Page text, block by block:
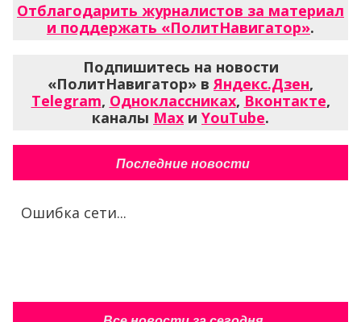
Отблагодарить журналистов за материал
и поддержать «ПолитНавигатор».
Подпишитесь на новости
«ПолитНавигатор» в Яндекс.Дзен,
Telegram, Одноклассниках, Вконтакте,
каналы Max и YouTube.
Последние новости
Ошибка сети...